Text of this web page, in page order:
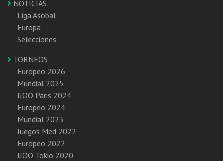
NOTICIAS
Liga Asobal
Europa
Selecciones
TORNEOS
Europeo 2026
Mundial 2025
JJOO Paris 2024
Europeo 2024
Mundial 2023
Juegos Med 2022
Europeo 2022
JJOO Tokio 2020